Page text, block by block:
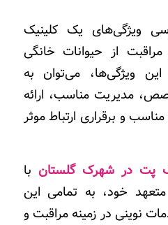
ویژگی‌های یک کلینیک
از حیوانات خانگی
این ویژگی‌ها، می‌توان به
مدیریت مناسب، ارائه
و برقراری ارتباط موثر
پت در شهرک گلستان با
خود، به تمامی این
نوینی در زمینه مراقبت و